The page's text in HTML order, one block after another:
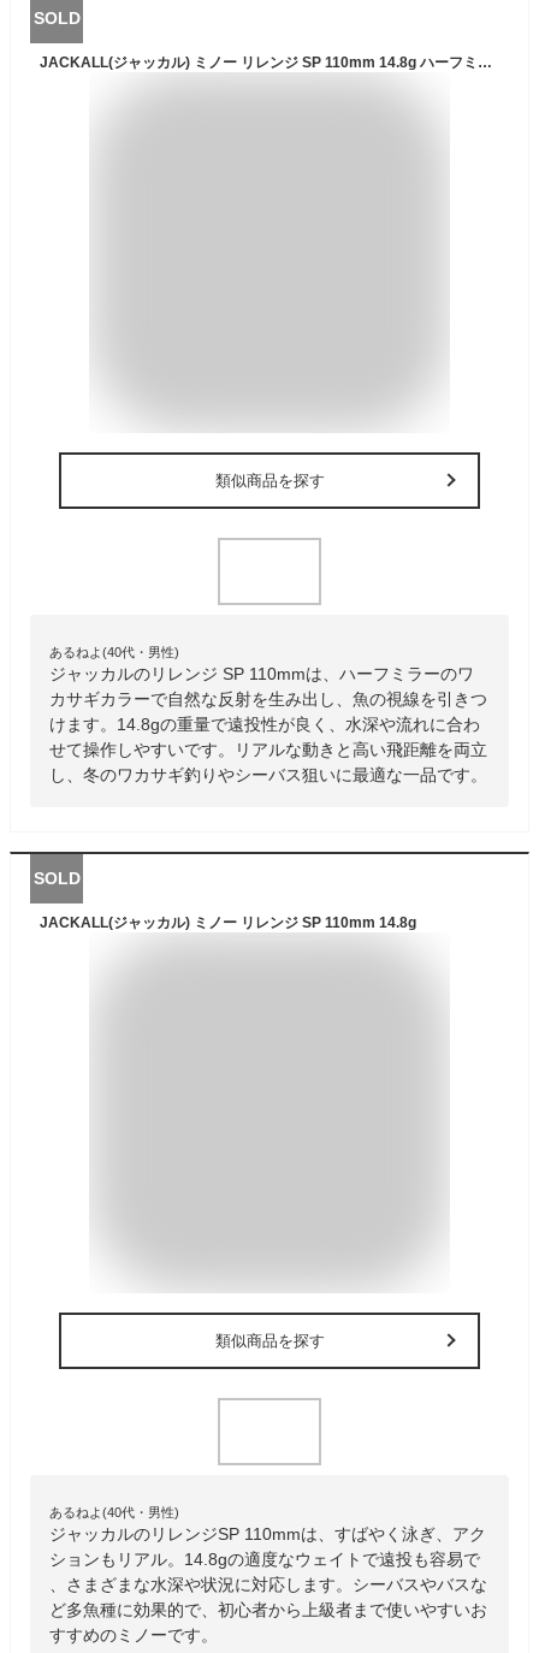
SOLD
JACKALL(ジャッカル) ミノー リレンジ SP 110mm 14.8g ハーフミラーワカサギ ルアー
類似商品を探す
あるねよ(40代・男性)
ジャッカルのリレンジ SP 110mmは、ハーフミラーのワ
カサギカラーで自然な反射を生み出し、魚の視線を引きつ
けます。14.8gの重量で遠投性が良く、水深や流れに合わ
せて操作しやすいです。リアルな動きと高い飛距離を両立
し、冬のワカサギ釣りやシーバス狙いに最適な一品です。
SOLD
JACKALL(ジャッカル) ミノー リレンジ SP 110mm 14.8g
類似商品を探す
あるねよ(40代・男性)
ジャッカルのリレンジSP 110mmは、すばやく泳ぎ、アク
ションもリアル。14.8gの適度なウェイトで遠投も容易で
、さまざまな水深や状況に対応します。シーバスやバスな
ど多魚種に効果的で、初心者から上級者まで使いやすいお
すすめのミノーです。